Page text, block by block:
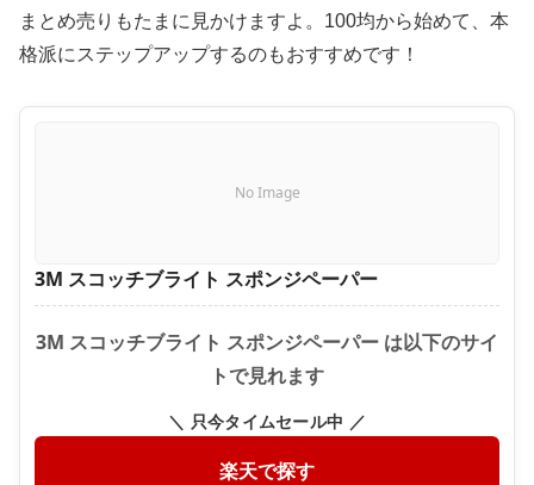
まとめ売りもたまに見かけますよ。100均から始めて、本
格派にステップアップするのもおすすめです！
No Image
3M スコッチブライト スポンジペーパー
3M スコッチブライト スポンジペーパー は以下のサイ
トで見れます
＼ 只今タイムセール中 ／
楽天で探す